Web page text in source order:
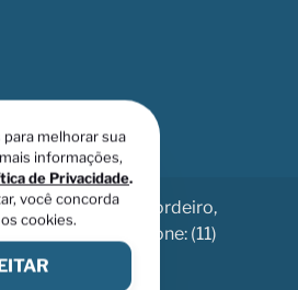
246 - Vila Cordeiro,
04583-110 | Telefone: (11)
5694-4800
melhorar sua
informações,
de Privacidade
você concorda
cookies.